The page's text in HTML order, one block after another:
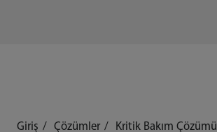
Giriş Çözümler Kritik Bakım Çözümü